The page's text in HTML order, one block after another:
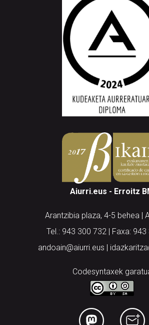
Aiurri.eus - Erroitz
Arantzibia plaza, 4-5 behea |
Tel.: 943 300 732 | Faxa: 943
andoain@aiurri.eus |
Codesyntaxek